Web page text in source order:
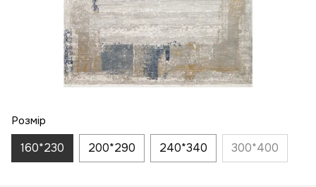
Розмір
160*230 200*290 240*340 300*400